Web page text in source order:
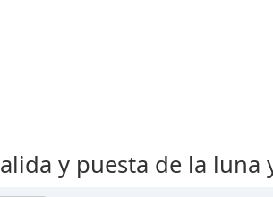
y puesta de la luna